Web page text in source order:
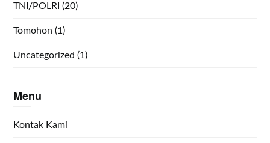
TNI/POLRI (20)
Tomohon (1)
Uncategorized (1)
Menu
Kontak Kami